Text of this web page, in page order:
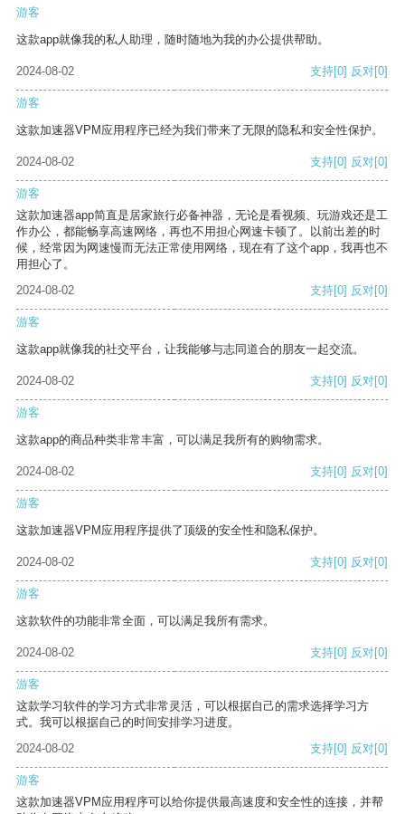
游客
这款app就像我的私人助理，随时随地为我的办公提供帮助。
2024-08-02 支持[0] 反对[0]
游客
这款加速器VPM应用程序已经为我们带来了无限的隐私和安全性保护。
2024-08-02 支持[0] 反对[0]
游客
这款加速器app简直是居家旅行必备神器，无论是看视频、玩游戏还是工
作办公，都能畅享高速网络，再也不用担心网速卡顿了。以前出差的时
候，经常因为网速慢而无法正常使用网络，现在有了这个app，我再也不
用担心了。
2024-08-02
支持[0] 反对[0]
游客
这款app就像我的社交平台，让我能够与志同道合的朋友一起交流。
2024-08-02 支持[0] 反对[0]
游客
这款app的商品种类非常丰富，可以满足我所有的购物需求。
2024-08-02 支持[0] 反对[0]
游客
这款加速器VPM应用程序提供了顶级的安全性和隐私保护。
2024-08-02 支持[0] 反对[0]
游客
这款软件的功能非常全面，可以满足我所有需求。
2024-08-02 支持[0] 反对[0]
游客
这款学习软件的学习方式非常灵活，可以根据自己的需求选择学习方
式。我可以根据自己的时间安排学习进度。
2024-08-02
支持[0] 反对[0]
游客
这款加速器VPM应用程序可以给你提供最高速度和安全性的连接，并帮